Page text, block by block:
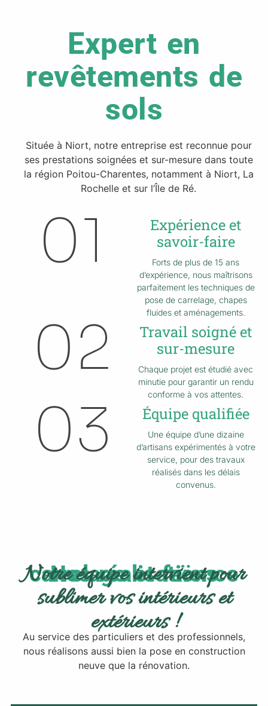
Expert en
revêtements de
sols
Située à Niort, notre entreprise est reconnue pour
ses prestations soignées et sur-mesure dans toute
la région Poitou-Charentes, notamment à Niort, La
Rochelle et sur l’Île de Ré.
01
Expérience et
savoir-faire
Forts de plus de 15 ans
d’expérience, nous maîtrisons
parfaitement les techniques de
pose de carrelage, chapes
fluides et aménagements.
02
Travail soigné et
sur-mesure
Chaque projet est étudié avec
minutie pour garantir un rendu
conforme à vos attentes.
03 Équipe qualifiée
Une équipe d’une dizaine
d’artisans expérimentés à votre
service, pour des travaux
réalisés dans les délais
convenus.
Nos réalisations carrelage et faïence
Notre équipe intervient pour
sublimer vos intérieurs et
extérieurs !
Au service des particuliers et des professionnels,
nous réalisons aussi bien la pose en construction
neuve que la rénovation.